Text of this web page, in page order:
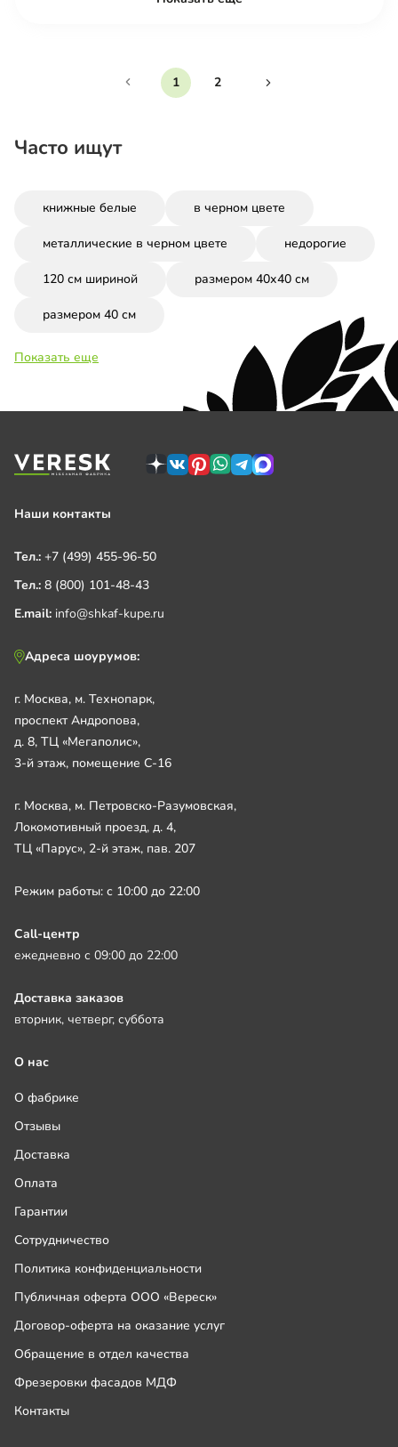
1 2
Часто ищут
книжные белые в черном цвете
металлические в черном цвете недорогие
120 см шириной размером 40х40 см
размером 40 см
Показать еще
Наши контакты
Тел.: +7 (499) 455-96-50
Тел.: 8 (800) 101-48-43
E.mail: info@shkaf-kupe.ru
Адреса шоурумов:
г. Москва, м. Технопарк,
проспект Андропова,
д. 8, ТЦ «Мегаполис»,
3-й этаж, помещение С-16
г. Москва, м. Петровско-Разумовская,
Локомотивный проезд, д. 4,
ТЦ «Парус», 2-й этаж, пав. 207
Режим работы: с 10:00 до 22:00
Call-центр
ежедневно с 09:00 до 22:00
Доставка заказов
вторник, четверг, суббота
О нас
О фабрике
Отзывы
Доставка
Оплата
Гарантии
Сотрудничество
Политика конфиденциальности
Публичная оферта ООО «Вереск»
Договор-оферта на оказание услуг
Обращение в отдел качества
Фрезеровки фасадов МДФ
Контакты